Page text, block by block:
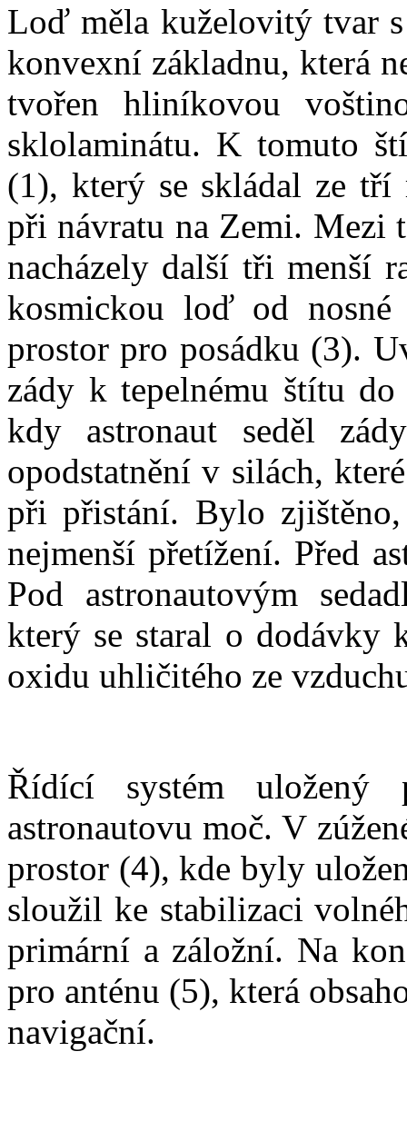
Loď měla kuželovitý tvar
konvexní základnu, která
tvořen hliníkovou
sklolaminátu. K tomuto
(1), který se skládal ze
při návratu na Zemi. Mezi
nacházely další tři menší
kosmickou loď od
prostor pro posádku (3).
zády k tepelnému štítu do
kdy astronaut seděl
opodstatnění v silách,
při přistání. Bylo
nejmenší přetížení. Před
Pod astronautovým
který se staral o dodávky
oxidu uhličitého ze
Řídící systém uložený
astronautovu moč. V
prostor (4), kde byly
sloužil ke stabilizaci
primární a záložní. Na
pro anténu (5), která
navigační.